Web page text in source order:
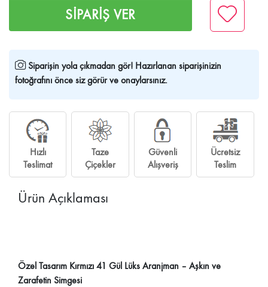
SİPARİŞ VER
Siparişin yola çıkmadan gör! Hazırlanan siparişinizin
fotoğrafını önce siz görür ve onaylarsınız.
Hızlı
Teslimat
Taze
Çiçekler
Güvenli
Alışveriş
Ücretsiz
Teslim
Ürün Açıklaması
Özel Tasarım Kırmızı 41 Gül Lüks Aranjman – Aşkın ve
Zarafetin Simgesi